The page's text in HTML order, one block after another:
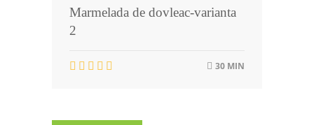
Marmelada de dovleac-varianta
2
30 MIN